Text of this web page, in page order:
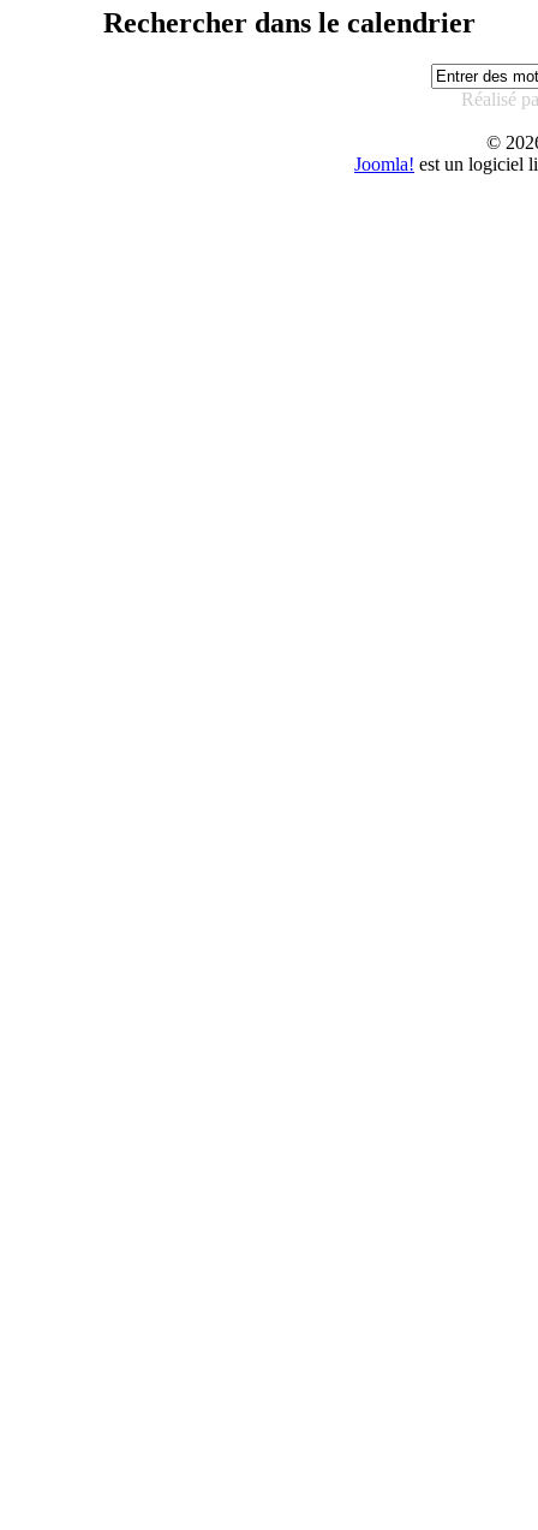
Rechercher dans le calendrier
Réalisé
©
Joomla! est un logiciel